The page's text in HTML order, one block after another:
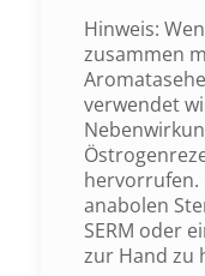
Hinweis:
zusammen
verwendet
hervorrufen.
anabolen
SERM oder
zur Hand zu